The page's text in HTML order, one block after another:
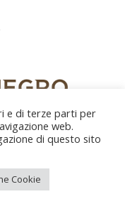
DEI MESTIERI
e di terze parti per
web.
di questo sito
Cookie